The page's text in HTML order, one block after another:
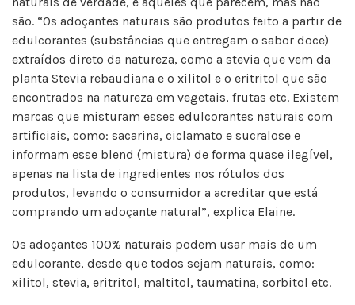
são. “Os adoçantes naturais são produtos feito a partir de
edulcorantes (substâncias que entregam o sabor doce)
extraídos direto da natureza, como a stevia que vem da
planta Stevia rebaudiana e o xilitol e o eritritol que são
encontrados na natureza em vegetais, frutas etc. Existem
marcas que misturam esses edulcorantes naturais com
artificiais, como: sacarina, ciclamato e sucralose e
informam esse blend (mistura) de forma quase ilegível,
apenas na lista de ingredientes nos rótulos dos
produtos, levando o consumidor a acreditar que está
comprando um adoçante natural”, explica Elaine.
Os adoçantes 100% naturais podem usar mais de um
edulcorante, desde que todos sejam naturais, como:
xilitol, stevia, eritritol, maltitol, taumatina, sorbitol etc.